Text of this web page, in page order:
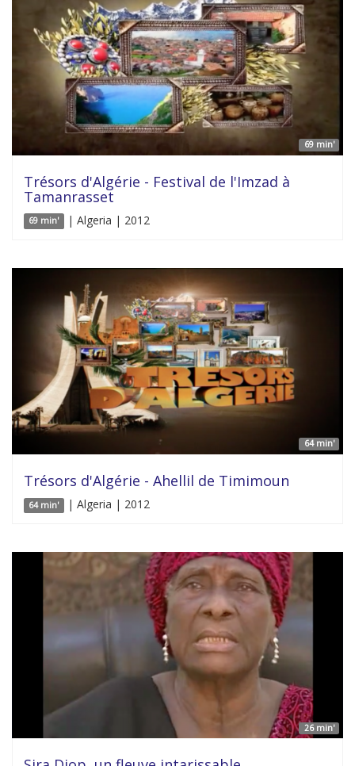
69 min'
Trésors d'Algérie - Festival de l'Imzad à
Tamanrasset
69 min' | Algeria | 2012
64 min'
Trésors d'Algérie - Ahellil de Timimoun
64 min' | Algeria | 2012
26 min'